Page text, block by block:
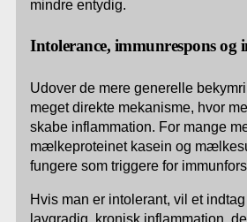
mindre entydig.
Intolerance, immunrespons og
Udover de mere generelle
meget direkte mekanisme, hvor
skabe inflammation. For mange
mælkeproteinet kasein og
fungere som triggere for
Hvis man er intolerant, vil et
lavgradig, kronisk inflammation,